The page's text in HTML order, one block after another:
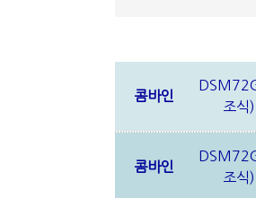
콤바인
조식)
콤바인
조식)